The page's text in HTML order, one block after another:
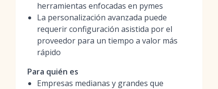
herramientas enfocadas en pymes
La personalización avanzada puede
requerir configuración asistida por el
proveedor para un tiempo a valor más
rápido
Para quién es
Empresas medianas y grandes que